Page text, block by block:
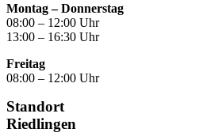
Montag – Donnerstag
08:00 – 12:00 Uhr
13:00 – 16:30 Uhr
Freitag
08:00 – 12:00 Uhr
Standort
Riedlingen